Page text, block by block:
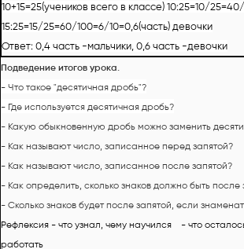
10+15=25(учеников всего в классе) 10:25=10/
15:25=15/25=60/100=6/10=0,6(часть) девочки
Ответ: 0,4 часть -мальчики, 0,6 часть -девочки
Подведение итогов урока.
- Что такое "десятичная дробь"?
- Где используется десятичная дробь?
- Какую обыкновенную дробь можно заменить
- Как называют число, записанное перед запятой?
- Как называют число, записанное после запятой?
- Как определить, сколько знаков должно быть после
- Сколько знаков будет после запятой, если
Рефлексия - что узнал, чему научился - что
работать